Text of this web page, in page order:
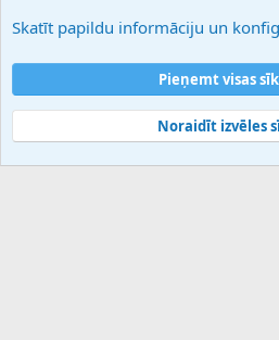
Palīdzība
Noteikumi un nosacījumi
Privātuma politika
Community platform by XenForo® © 2010-
Skatīt papildu informāciju un
Pieņemt visas
Noraidīt izvēles